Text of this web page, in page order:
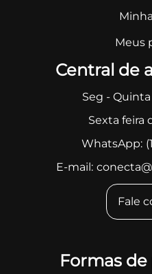
Meus
Central de
Seg - Quinta
Sexta feira
WhatsApp:
E-mail:
Fale
Formas